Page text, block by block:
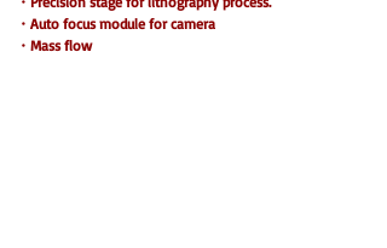
・Auto focus module for camera
・Mass flow